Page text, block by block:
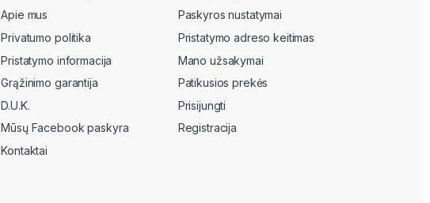
Apie mus
Privatumo politika
Pristatymo informacija
Grąžinimo garantija
D.U.K.
Mūsų Facebook paskyra
Kontaktai
Paskyros nustatymai
Pristatymo adreso keitimas
Mano užsakymai
Patikusios prekės
Prisijungti
Registracija